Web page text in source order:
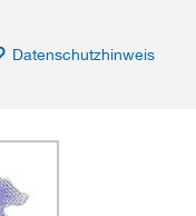
Datenschutzhinweis